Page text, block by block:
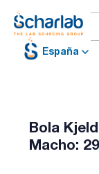
España
Bola
Macho: